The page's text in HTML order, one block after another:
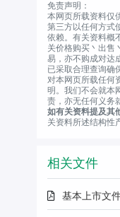
免责声明：
本网页所载资料仅
第三方以任何方式
依赖。有关资料概
关价格购买丶出售
易，亦不购成对达
已采取合理查询确
对本网页所载任何
明。我们不会就本
责，亦无任何义务
如有关资料提及其
关资料所述结构性
相关文件
基本上市文